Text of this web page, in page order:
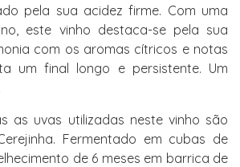
pela sua acidez firme. Com uma
este vinho destaca-se pela sua
com os aromas cítricos e notas
um final longo e persistente. Um
as uvas utilizadas neste vinho são
Fermentado em cubas de
de 6 meses em barrica de